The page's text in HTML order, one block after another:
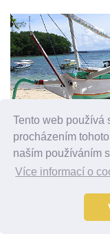
Tento web používá
procházením
naším používáním
Více informací o
Reklama